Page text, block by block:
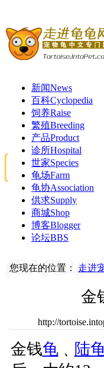
新闻News
百科Cyclopedia
饲养Raise
繁殖Breeding
产品Product
诊所Hospital
世家Species
龟场Farm
龟协Association
供求Supply
商城Shop
博客Blogger
论坛BBS
您现在的位置： 走进
金
http://
金钱龟﹑ 陆